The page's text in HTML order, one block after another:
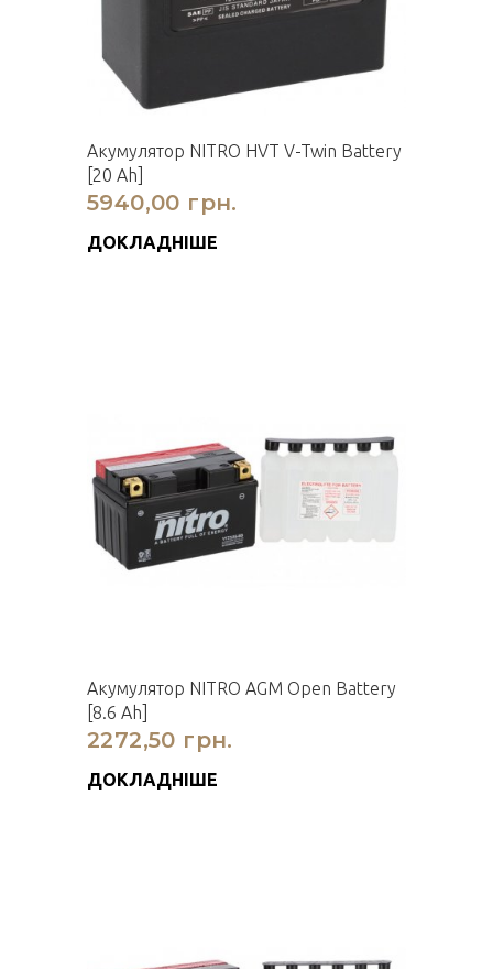
Акумулятор NITRO HVT V-Twin Battery
[20 Ah]
5940,00 грн.
ДОКЛАДНІШЕ
Акумулятор NITRO AGM Open Battery
[8.6 Ah]
2272,50 грн.
ДОКЛАДНІШЕ